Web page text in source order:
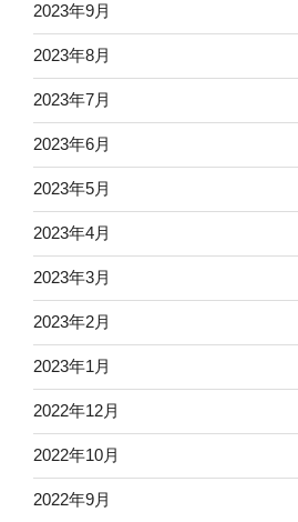
2023年9月
2023年8月
2023年7月
2023年6月
2023年5月
2023年4月
2023年3月
2023年2月
2023年1月
2022年12月
2022年10月
2022年9月